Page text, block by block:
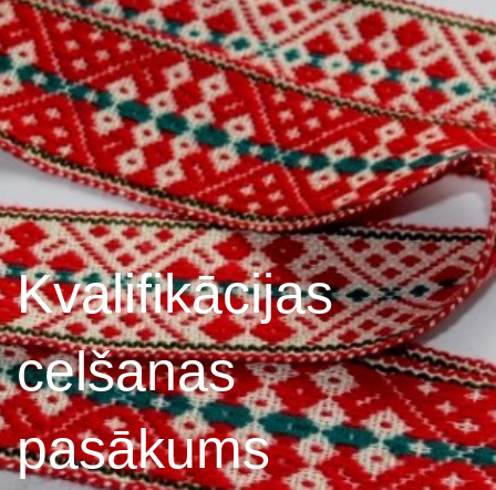
Kvalifikācijas
celšanas
pasākums